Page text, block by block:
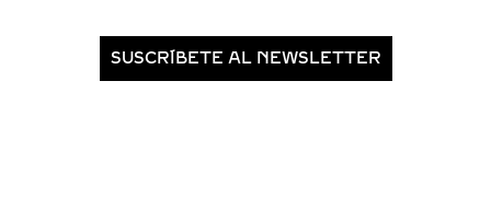
SUSCRÍBETE AL NEWSLETTER